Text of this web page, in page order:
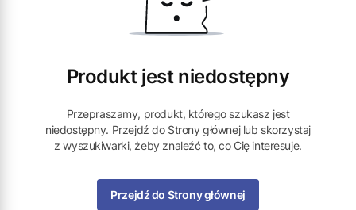
Produkt jest niedostępny
Przepraszamy, produkt, którego szukasz jest
niedostępny. Przejdź do Strony głównej lub skorzystaj
z wyszukiwarki, żeby znaleźć to, co Cię interesuje.
Przejdź do Strony głównej